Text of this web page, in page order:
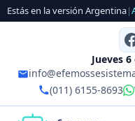
Estás en la versión Argentina|
Jueves
(011) 6155-8693